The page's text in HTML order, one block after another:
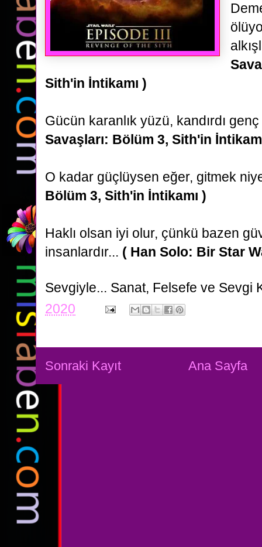
Sith'in İntikamı )
Gücün karanlık yüzü, kandırdı
Savaşları: Bölüm 3, Sith'in
O kadar güçlüysen eğer, gitmek
Bölüm 3, Sith'in İntikamı )
Haklı olsan iyi olur, çünkü bazen
insanlardır... ( Han Solo: Bir Star
Sevgiyle... Sanat, Felsefe ve Sevgi
2020
Sonraki Kayıt Ana Sayfa